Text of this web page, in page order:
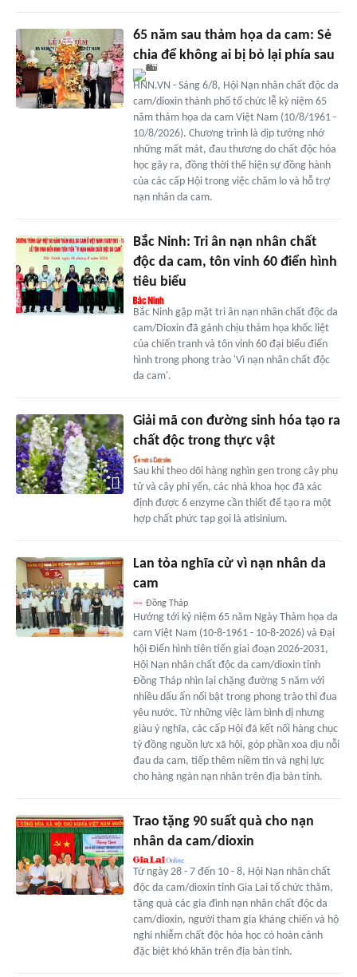
65 năm sau thảm họa da cam: Sẻ
chia để không ai bị bỏ lại phía sau
HNN.VN - Sáng 6/8, Hội Nạn nhân chất độc da
cam/dioxin thành phố tổ chức lễ kỷ niệm 65
năm thảm họa da cam Việt Nam (10/8/1961 -
10/8/2026). Chương trình là dịp tưởng nhớ
những mất mát, đau thương do chất độc hóa
học gây ra, đồng thời thể hiện sự đồng hành
của các cấp Hội trong việc chăm lo và hỗ trợ
nạn nhân da cam.
Bắc Ninh: Tri ân nạn nhân chất
độc da cam, tôn vinh 60 điển hình
tiêu biểu
Bắc Ninh gặp mặt tri ân nạn nhân chất độc da
cam/Dioxin đã gánh chịu thảm họa khốc liệt
của chiến tranh và tôn vinh 60 đại biểu điển
hình trong phong trào 'Vì nạn nhân chất độc
da cam'.
Giải mã con đường sinh hóa tạo ra
chất độc trong thực vật
Sau khi theo dõi hàng nghìn gen trong cây phụ
tử và cây phi yến, các nhà khoa học đã xác
định được 6 enzyme cần thiết để tạo ra một
hợp chất phức tạp gọi là atisinium.
Lan tỏa nghĩa cử vì nạn nhân da
cam
Đồng Tháp
Hướng tới kỷ niệm 65 năm Ngày Thảm họa da
cam Việt Nam (10-8-1961 - 10-8-2026) và Đại
hội Điển hình tiên tiến giai đoạn 2026-2031,
Hội Nạn nhân chất độc da cam/dioxin tỉnh
Đồng Tháp nhìn lại chặng đường 5 năm với
nhiều dấu ấn nổi bật trong phong trào thi đua
yêu nước. Từ những việc làm bình dị nhưng
giàu ý nghĩa, các cấp Hội đã kết nối hàng chục
tỷ đồng nguồn lực xã hội, góp phần xoa dịu nỗi
đau da cam, tiếp thêm niềm tin và nghị lực
cho hàng ngàn nạn nhân trên địa bàn tỉnh.
Trao tặng 90 suất quà cho nạn
nhân da cam/dioxin
Từ ngày 28 - 7 đến 10 - 8, Hội Nạn nhân chất
độc da cam/dioxin tỉnh Gia Lai tổ chức thăm,
tặng quà các gia đình nạn nhân chất độc da
cam/dioxin, người tham gia kháng chiến và hộ
nghi nhiễm chất độc hóa học có hoàn cảnh
đặc biệt khó khăn trên địa bàn tỉnh.